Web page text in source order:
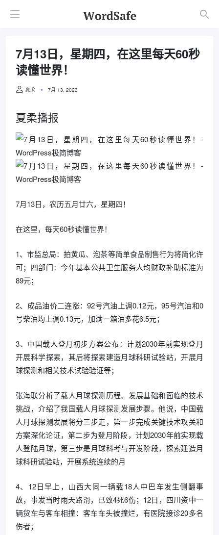
7月13日，星期四，在这里每天60秒
读懂世界！
夏柔 7月 13, 2023
夏柔播报
7月13日，农历五月廿六，星期四！
在这里，每天60秒读懂世界！
1、市监总局：拍黄瓜、泡茶等简单食品制售行为将简化许
可；四部门：今年基本公共卫生服务人均财政补助标准为
89元；
2、成品油价二连涨：92号汽油上调0.12元，95号汽油和0
号柴油均上调0.13元，加满一箱油多花6.5元；
3、中国载人登月初步方案公布：计划2030年前实现登月
开展科学探索，其后将探索建造月球科研试验站，开展月
球探测和相关技术试验验证等；
张海联分析了载人月球探测历程、发展基础和面临的技术
挑战，介绍了我国载人月球探测发展步骤。他说，中国载
人月球探测发展将分三步走，第一步完成关键技术攻关和
方案深化论证，第二步为登月阶段，计划2030年前实现载
人登陆月球，第三步是月球科考与开发阶段，探索建造月
球科研试验站，开展系统连续的月
4、12日早上，山西大同一辆载18人中巴车发生侧翻事
故，事发当时雨天路滑，已致4死6伤；12日，四川资中一
辆货车与客车相撞：客车车头被撞烂，有医院接诊20多名
伤者；